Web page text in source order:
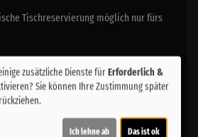
Tischreservierung möglich nur fürs
zusätzliche Dienste fürErforderlich &
Sie können Ihre Zustimmung später
Ich lehne ab Das ist ok